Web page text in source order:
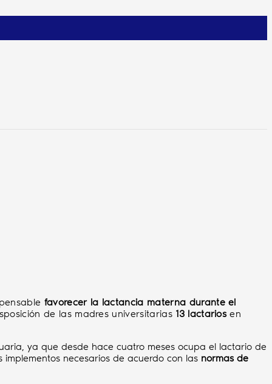
favorecer la lactancia materna durante el
de las madres universitarias 13 lactariosen
ya que desde hace cuatro meses ocupa el lactario de
necesarios de acuerdo con las normas de